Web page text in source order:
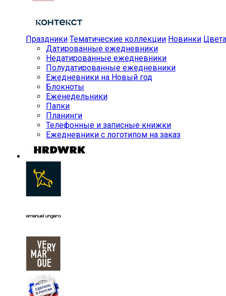
Праздники Тематические коллекции Новинки Цвета
Датированные ежедневники
Недатированные ежедневники
Полудатированные ежедневники
Ежедневники на Новый год
Блокноты
Еженедельники
Папки
Планинги
Телефонные и записные книжки
Ежедневники с логотипом на заказ